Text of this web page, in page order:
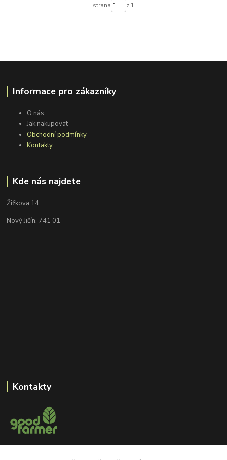
strana z 1
Informace pro zákazníky
O nás
Jak nakupovat
Obchodní podmínky
Kontakty
Kde nás najdete
Žižkova 14
Nový Jičín, 741 01
Kontakty